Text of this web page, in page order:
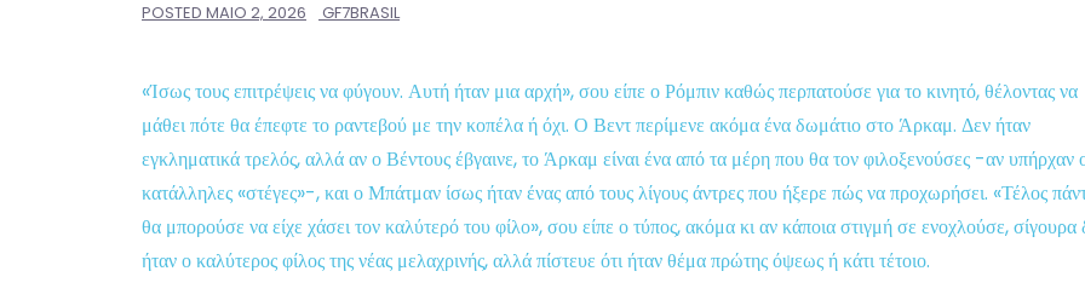
POSTED MAIO 2, 2026 GF7BRASIL
«Ίσως τους επιτρέψεις να φύγουν. Αυτή ήταν μια αρχή», σου είπε ο Ρόμπιν καθώς περπατούσε για το κινητό, θέλοντας να
μάθει πότε θα έπεφτε το ραντεβού με την κοπέλα ή όχι. Ο Βεντ περίμενε ακόμα ένα δωμάτιο στο Άρκαμ. Δεν ήταν
εγκληματικά τρελός, αλλά αν ο Βέντους έβγαινε, το Άρκαμ είναι ένα από τα μέρη που θα τον φιλοξενούσες -αν υπήρχαν
κατάλληλες «στέγες»-, και ο Μπάτμαν ίσως ήταν ένας από τους λίγους άντρες που ήξερε πώς να προχωρήσει. «Τέλος
θα μπορούσε να είχε χάσει τον καλύτερό του φίλο», σου είπε ο τύπος, ακόμα κι αν κάποια στιγμή σε ενοχλούσε, σίγουρα
ήταν ο καλύτερος φίλος της νέας μελαχρινής, αλλά πίστευε ότι ήταν θέμα πρώτης όψεως ή κάτι τέτοιο.